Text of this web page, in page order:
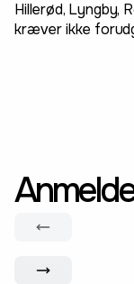
Hillerød, Lyngby,
kræver ikke